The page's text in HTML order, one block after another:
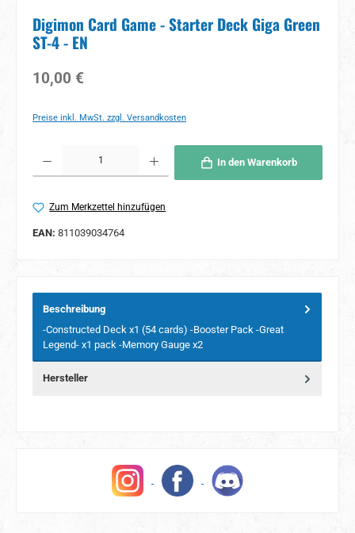
Digimon Card Game - Starter Deck Giga Green
ST-4 - EN
Regulärer Preis:
10,00 €
Preise inkl. MwSt. zzgl. Versandkosten
In den Warenkorb
Zum Merkzettel hinzufügen
EAN: 811039034764
Beschreibung
-Constructed Deck x1 (54 cards) -Booster Pack -Great
Legend- x1 pack -Memory Gauge x2
Hersteller